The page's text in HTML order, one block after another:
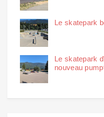
Le skatepark
Le skatepark
nouveau